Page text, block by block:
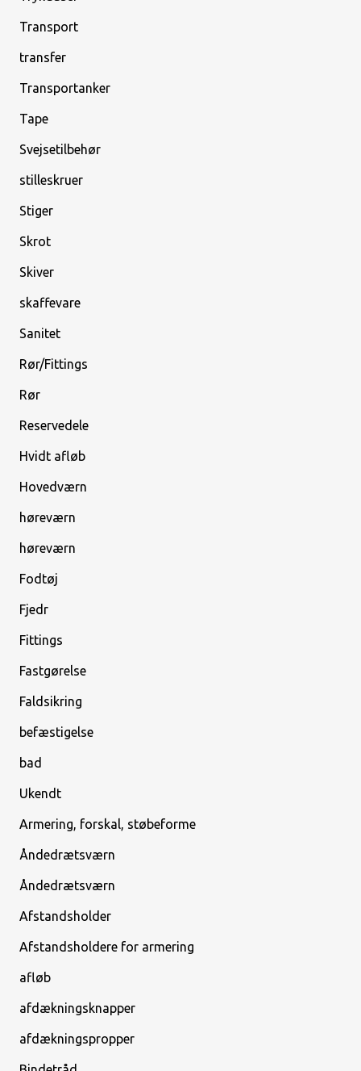
Transport
transfer
Transportanker
Tape
Svejsetilbehør
stilleskruer
Stiger
Skrot
Skiver
skaffevare
Sanitet
Rør/Fittings
Rør
Reservedele
Hvidt afløb
Hovedværn
høreværn
høreværn
Fodtøj
Fjedr
Fittings
Fastgørelse
Faldsikring
befæstigelse
bad
Ukendt
Armering, forskal, støbeforme
Åndedrætsværn
Åndedrætsværn
Afstandsholder
Afstandsholdere for armering
afløb
afdækningsknapper
afdækningspropper